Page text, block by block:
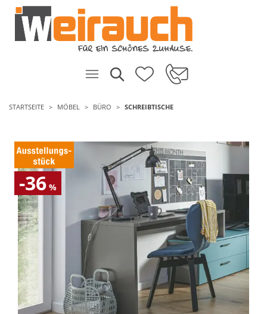
STARTSEITE MÖBEL BÜRO SCHREIBTISCHE
-36 %